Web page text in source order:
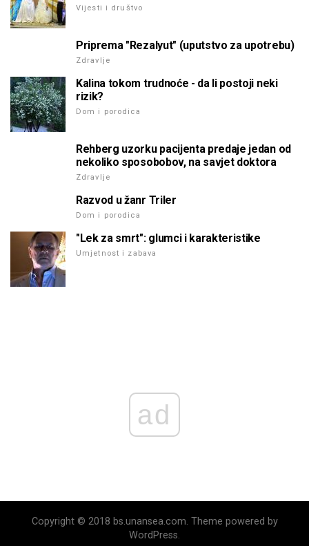
Vijesti i društvo
Priprema "Rezalyut" (uputstvo za upotrebu)
Zdravlje
Kalina tokom trudnoće - da li postoji neki
rizik?
Dom i porodica
Rehberg uzorku pacijenta predaje jedan od
nekoliko sposobobov, na savjet doktora
Zdravlje
Razvod u žanr Triler
Dom i porodica
"Lek za smrt": glumci i karakteristike
Umjetnost i zabava
ad
Copyright © 2018 bs.unansea.com. Theme powered by
WordPress.